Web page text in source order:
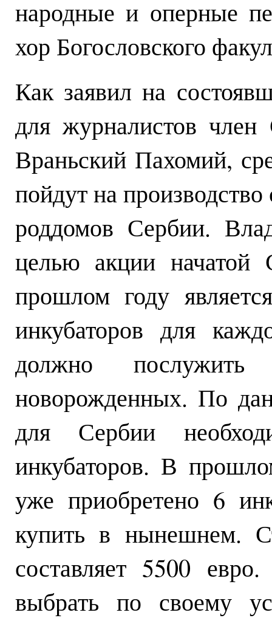
народные и оперные
хор Богословского
Как заявил на
для журналистов
Враньский Пахомий,
пойдут на
роддомов Сербии.
целью акции
прошлом году
инкубаторов для
должно послужить
новорожденных. По
для Сербии
инкубаторов. В
уже приобретено 6
купить в нынешнем.
составляет 5500
выбрать по своему